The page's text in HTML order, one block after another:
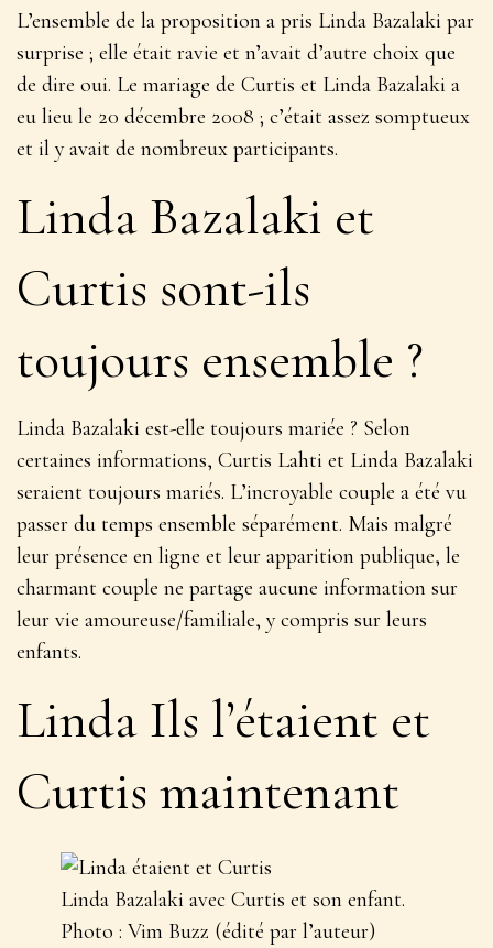
L’ensemble de la proposition a pris Linda Bazalaki par
surprise ; elle était ravie et n’avait d’autre choix que
de dire oui. Le mariage de Curtis et Linda Bazalaki a
eu lieu le 20 décembre 2008 ; c’était assez somptueux
et il y avait de nombreux participants.
Linda Bazalaki et
Curtis sont-ils
toujours ensemble ?
Linda Bazalaki est-elle toujours mariée ? Selon
certaines informations, Curtis Lahti et Linda Bazalaki
seraient toujours mariés. L’incroyable couple a été vu
passer du temps ensemble séparément. Mais malgré
leur présence en ligne et leur apparition publique, le
charmant couple ne partage aucune information sur
leur vie amoureuse/familiale, y compris sur leurs
enfants.
Linda Ils l’étaient et
Curtis maintenant
Linda Bazalaki avec Curtis et son enfant.
Photo : Vim Buzz (édité par l’auteur)